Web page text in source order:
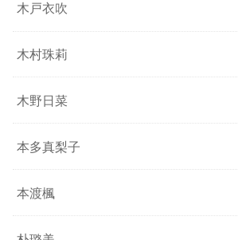
木戸衣吹
木村珠莉
木野日菜
本多真梨子
本渡楓